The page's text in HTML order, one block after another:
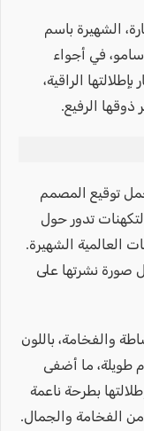
الشهيرة باسم
سامو، في أجواء
الراقية،
الرفيع.
توقيع المصمم
تدور حول
العالمية الشهيرة.
صورة نشرتها على
والفخامة، باللون
طويلة، ما أضفى
بطرحة ناعمة
الفخامة والجمال.